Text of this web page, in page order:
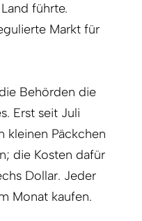
führte.
Markt für
Behörden die
Erst seit Juli
kleinen Päckchen
die Kosten dafür
Dollar. Jeder
Monat kaufen.